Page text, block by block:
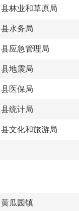
县林业和草原局
县水务局
县应急管理局
县地震局
县医保局
县统计局
县文化和旅游局
黄瓜园镇